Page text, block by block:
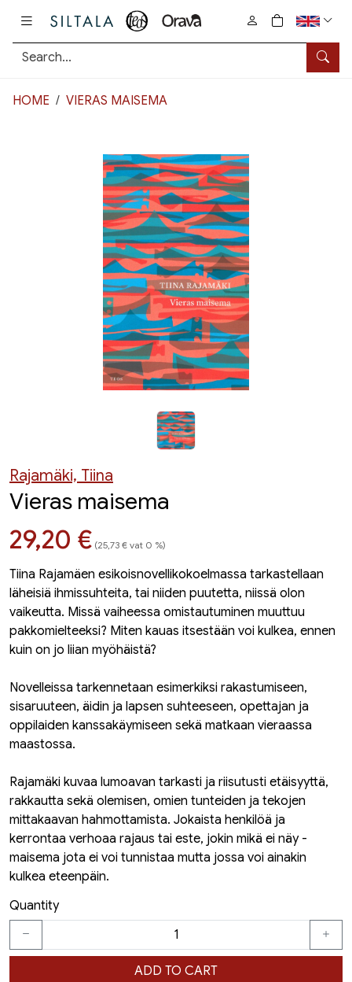
0
tuotetta
HOME VIERAS MAISEMA
Rajamäki, Tiina
Vieras maisema
Hinta nyt
29,20 € (25,73 € vat 0 %)
Tiina Rajamäen esikoisnovellikokoelmassa tarkastellaan
läheisiä ihmissuhteita, tai niiden puutetta, niissä olon
vaikeutta. Missä vaiheessa omistautuminen muuttuu
pakkomielteeksi? Miten kauas itsestään voi kulkea, ennen
kuin on jo liian myöhäistä?
Novelleissa tarkennetaan esimerkiksi rakastumiseen,
sisaruuteen, äidin ja lapsen suhteeseen, opettajan ja
oppilaiden kanssakäymiseen sekä matkaan vieraassa
maastossa.
Rajamäki kuvaa lumoavan tarkasti ja riisutusti etäisyyttä,
rakkautta sekä olemisen, omien tunteiden ja tekojen
mittakaavan hahmottamista. Jokaista henkilöä ja
kerrontaa verhoaa rajaus tai este, jokin mikä ei näy -
maisema jota ei voi tunnistaa mutta jossa voi ainakin
kulkea eteenpäin.
Quantity
ADD TO CART